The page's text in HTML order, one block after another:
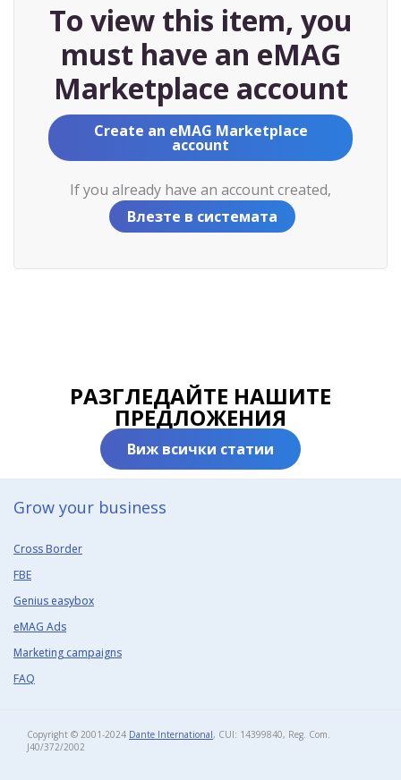
To view this item, you
must have an eMAG
Marketplace account
Create an eMAG Marketplace
account
If you already have an account created,
Влезте в системата
РАЗГЛЕДАЙТЕ НАШИТЕ
ПРЕДЛОЖЕНИЯ
Виж всички статии
Grow your business​
Cross Border
FBE
Genius easybox
eMAG Ads
Marketing campaigns
FAQ
Copyright © 2001-2024 Dante International, CUI: 14399840, Reg. Com.
J40/372/2002​